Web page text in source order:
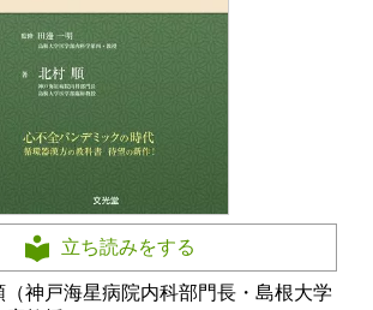
立ち読みをする
神戸海星病院内科部門長・島根大学